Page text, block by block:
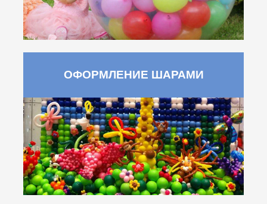
ОФОРМЛЕНИЕ ШАРАМИ